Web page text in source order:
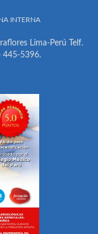
INTERNA
Lima-Perú Telf.
445-5396.